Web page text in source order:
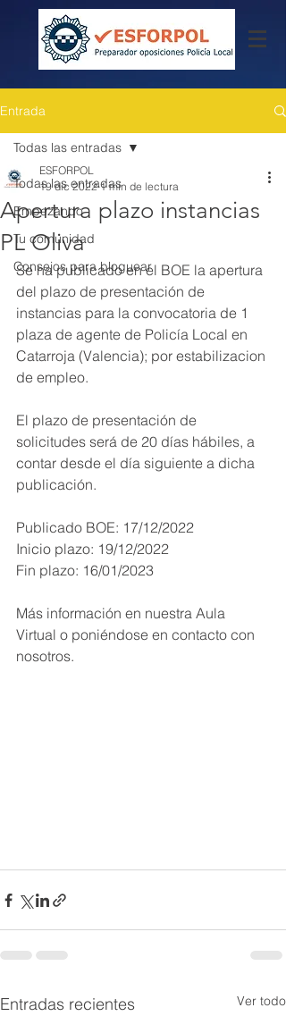
Entrada
Todas las entradas
Empezando
Tu comunidad
Consejos para bloguear
Todas las entradas
Apertura plazo instancias
PL Oliva
ESFORPOL
19 dic 2022 1 min de lectura
Se ha publicado en el BOE la apertura
del plazo de presentación de
instancias para la convocatoria de 1
plaza de agente de Policía Local en
Catarroja (Valencia); por estabilizacion
de empleo.
El plazo de presentación de
solicitudes será de 20 días hábiles, a
contar desde el día siguiente a dicha
publicación.
Publicado BOE: 17/12/2022
Inicio plazo: 19/12/2022
Fin plazo: 16/01/2023
Más información en nuestra Aula
Virtual o poniéndose en contacto con
nosotros.
Entradas recientes Ver todo